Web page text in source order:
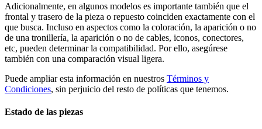
Adicionalmente, en algunos modelos es importante también que el
frontal y trasero de la pieza o repuesto coinciden exactamente con el
que busca. Incluso en aspectos como la coloración, la aparición o no
de una tronillería, la aparición o no de cables, iconos, conectores,
etc, pueden determinar la compatibilidad. Por ello, asegúrese
también con una comparación visual ligera.
Puede ampliar esta información en nuestros Términos y
Condiciones, sin perjuicio del resto de políticas que tenemos.
Estado de las piezas